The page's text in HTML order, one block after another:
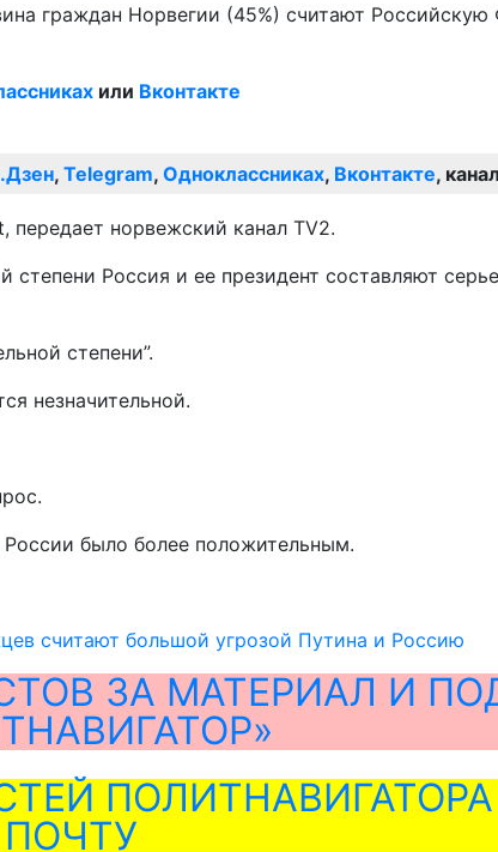
граждан Норвегии (45%) считают
или Вконтакте
, Telegram, Одноклассниках, Вконтакте,
передает норвежский канал TV2.
Россия и ее президент составляют
степени”.
незначительной.
было более положительным.
считают большой угрозой Путина и Россию
ЗА МАТЕРИАЛ И
ПОЧТУ